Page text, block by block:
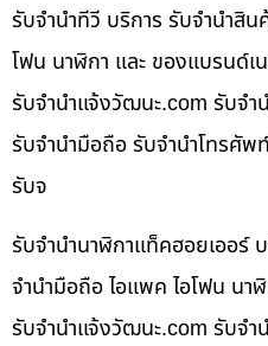
รับจำนำทีวี บริการ รับจำนำสิ
โฟน นาฬิกา และ ของแบรนด์เ
รับจํานําแจ้งวัฒนะ.com รับจำ
รับจำนำมือถือ รับจำนำโทรศัพ
รับจ
รับจำนำนาฬิกาแท็คฮอยเออร์
จำนำมือถือ ไอแพค ไอโฟน นา
รับจํานําแจ้งวัฒนะ.com รับจำ